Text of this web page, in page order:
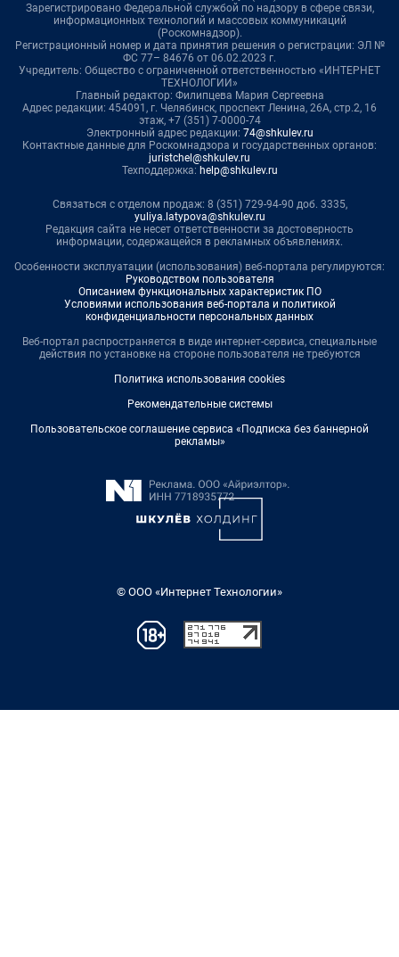
Зарегистрировано Федеральной службой по надзору в сфере связи,
информационных технологий и массовых коммуникаций
(Роскомнадзор).
Регистрационный номер и дата принятия решения о регистрации: ЭЛ №
ФС 77– 84676 от 06.02.2023 г.
Учредитель: Общество с ограниченной ответственностью «ИНТЕРНЕТ
ТЕХНОЛОГИИ»
Главный редактор: Филипцева Мария Сергеевна
Адрес редакции: 454091, г. Челябинск, проспект Ленина, 26А, стр.2, 16
этаж, +7 (351) 7-0000-74
Электронный адрес редакции: 74@shkulev.ru
Контактные данные для Роскомнадзора и государственных органов:
juristchel@shkulev.ru
Техподдержка: help@shkulev.ru
Связаться с отделом продаж: 8 (351) 729-94-90 доб. 3335,
yuliya.latypova@shkulev.ru
Редакция сайта не несет ответственности за достоверность
информации, содержащейся в рекламных объявлениях.
Особенности эксплуатации (использования) веб-портала регулируются:
Руководством пользователя
Описанием функциональных характеристик ПО
Условиями использования веб-портала и политикой
конфиденциальности персональных данных
Веб-портал распространяется в виде интернет-сервиса, специальные
действия по установке на стороне пользователя не требуются
Политика использования cookies
Рекомендательные системы
Пользовательское соглашение сервиса «Подписка без баннерной
рекламы»
© ООО «Интернет Технологии»